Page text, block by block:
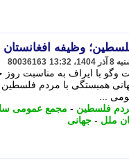
وظیفه
80036163
وگو با ایراف به مناسبت روز
همبستگی با مردم فلسطین
فلسطین - مجمع عمومی
ملل - جهانی